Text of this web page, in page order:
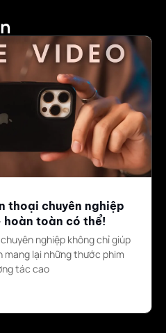
thoại chuyên nghiệp
hoàn toàn có thể!
nghiệp không chỉ giúp
mang lại những thước phim
tác cao